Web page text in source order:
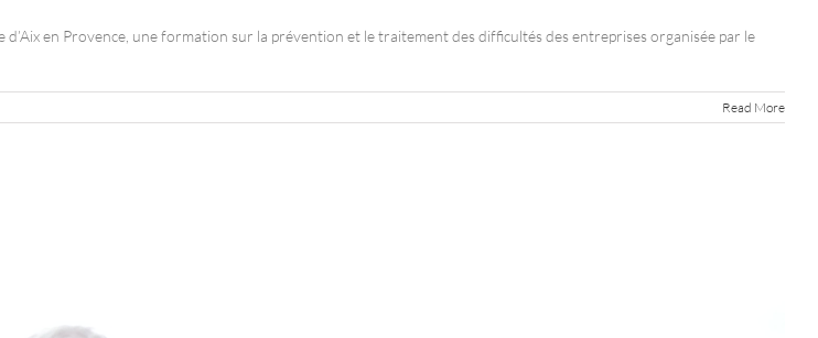
en Provence, une formation sur la prévention et le traitement des difficultés des entreprises organisée par le
Read More